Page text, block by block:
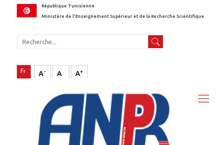
République Tunisienne
Ministère de l'Enseignement Supérieur et de la Recherche Scientifique
A- A A+